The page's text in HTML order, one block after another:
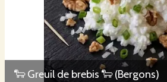
🐑 Greuil de brebis 🐑 (Bergons)